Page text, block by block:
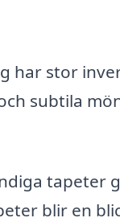
har stor
subtila
blir en